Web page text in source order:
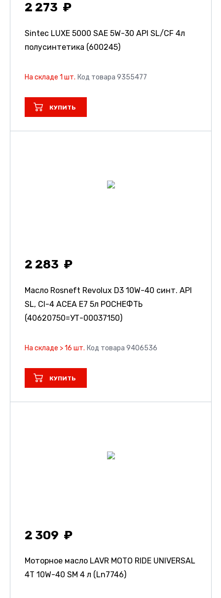
2 273
Sintec LUXE 5000 SAE 5W-30 API SL/CF 4л
полусинтетика (600245)
На складе 1 шт. Код товара 9355477
КУПИТЬ
2 283
Масло Rosneft Revolux D3 10W-40 синт. API
SL, CI-4 ACEA E7 5л РОСНЕФТЬ
(40620750=УТ-00037150)
На складе > 16 шт. Код товара 9406536
КУПИТЬ
2 309
Моторное масло LAVR MOTO RIDE UNIVERSAL
4Т 10W-40 SM 4 л (Ln7746)